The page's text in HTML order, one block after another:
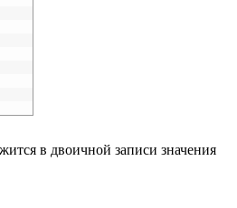
в двоичной записи значения